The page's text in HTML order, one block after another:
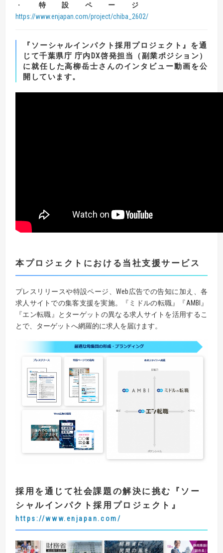
・ 特設ページ
https://www.enjapan.com/project/chiba_2602/
『ソーシャルインパクト採用プロジェクト』を通
じて千葉県庁 庁内DX啓発担当（副業ポジション）
に就任した高柳岳士さんのインタビュー動画を公
開しています。
本プロジェクトにおける当社支援サービス
プレスリリースや特設ページ、Web広告での告知に加え、各
求人サイトでの集客支援を実施。『ミドルの転職』『AMBI』
『エン転職』とターゲットの異なる求人サイトを活用するこ
とで、ターゲットへ網羅的に求人を届けます。
採用を通じて社会課題の解決に挑む 『 ソー
シャルインパクト採用プロジェクト 』
https://www.enjapan.com/